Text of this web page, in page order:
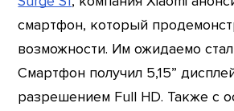
смартфон, который
возможности. Им ожидаемо стал
Смартфон получил 5,15”
разрешением Full HD. Также с